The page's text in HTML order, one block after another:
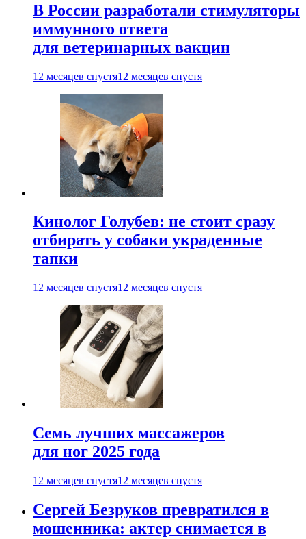
В России разработали стимуляторы
иммунного ответа
для ветеринарных вакцин
12 месяцев спустя12 месяцев спустя
Кинолог Голубев: не стоит сразу
отбирать у собаки украденные
тапки
12 месяцев спустя12 месяцев спустя
Семь лучших массажеров
для ног 2025 года
12 месяцев спустя12 месяцев спустя
Сергей Безруков превратился в
мошенника: актер снимается в